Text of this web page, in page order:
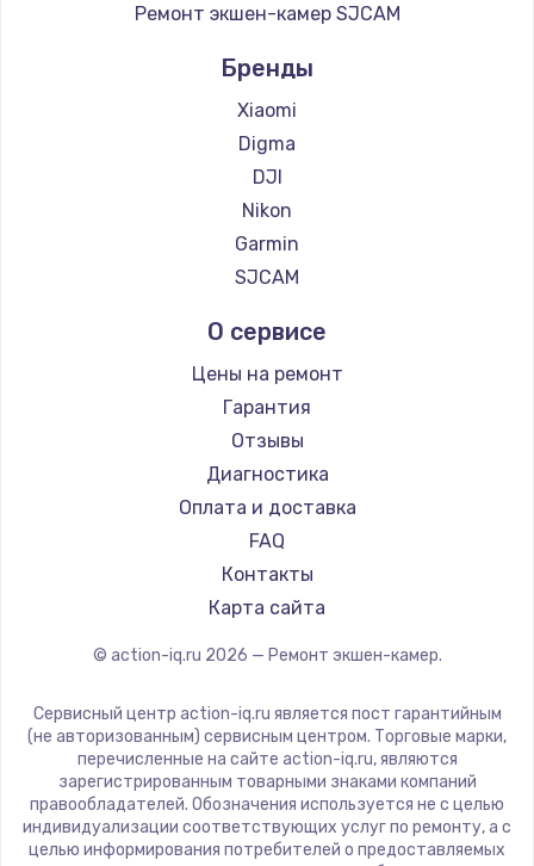
Ремонт экшен-камер SJCAM
Бренды
Xiaomi
Digma
DJI
Nikon
Garmin
SJCAM
О сервисе
Цены на ремонт
Гарантия
Отзывы
Диагностика
Оплата и доставка
FAQ
Контакты
Карта сайта
© action-iq.ru 2026 — Ремонт экшен-камер.
Сервисный центр action-iq.ru является пост гарантийным
(не авторизованным) сервисным центром. Торговые марки,
перечисленные на сайте action-iq.ru, являются
зарегистрированным товарными знаками компаний
правообладателей. Обозначения используется не с целью
индивидуализации соответствующих услуг по ремонту, а с
целью информирования потребителей о предоставляемых